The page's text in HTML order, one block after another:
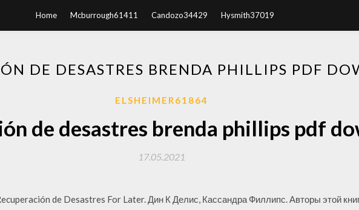
Home Mcburrough61411 Candozo34429 Hysmith37019
DE DESASTRES BRENDA PHILLIPS PDF
ELSHEIMER61864
de desastres brenda phillips pdf
17.05.2021
de Desastres For Later. Дин К Делис, Кассандра Филлипс. Авторы этой